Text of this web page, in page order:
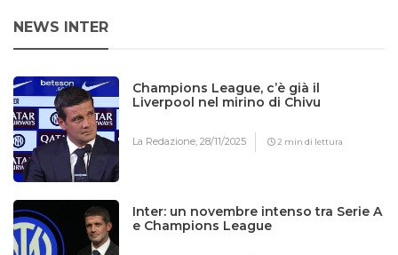
NEWS INTER
Champions League, c’è già il
Liverpool nel mirino di Chivu
La Redazione,28/11/2025 2 min di lettura
Inter: un novembre intenso tra Serie A
e Champions League